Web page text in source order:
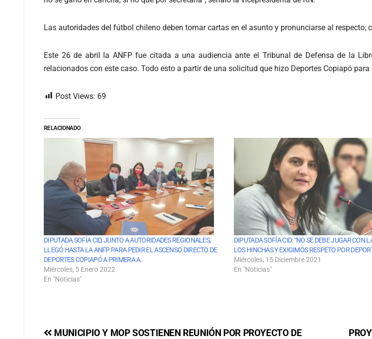
Las autoridades del fútbol chileno deben tomar cartas en el asunto y pronunciarse al
Este 26 de abril la ANFP fue citada a una audiencia ante el Tribunal de Defensa de la
relacionados con este caso. Todo esto a partir de una solicitud que hizo Deportes Copiapó
Post Views: 69
RELACIONADO
DIPUTADA SOFÍA CID, JUNTO A AUTORIDADES REGIONALES,
LLEGÓ HASTA LA ANFP PARA PEDIR EL ASCENSO DIRECTO DE
DEPORTES COPIAPÓ A PRIMERA A.
Miércoles, 5 Enero 2022
En "Noticias"
DIPUTADA SOFÍA CID: “NO SE DEBE JUGAR CON
LOS HINCHAS Y EXIGIMOS RESPETO POR
Miércoles, 15 Diciembre 2021
En "Noticias"
MUNICIPIO Y MOP SOSTIENEN REUNIÓN POR PROYECTO DE